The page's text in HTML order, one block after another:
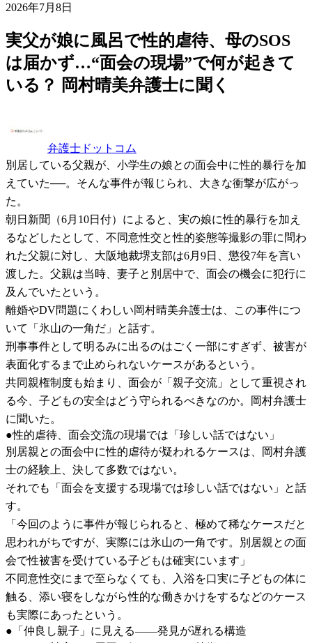
2026年7月8日
実父が娘に風呂で性的虐待、母のSOS
は届かず…“面会の現場”で何が起きて
いる？ 岡村晴美弁護士に聞く
弁護士ドットコム
別居している父親が、小学生の娘との面会中に性的暴行を加
えていた──。そんな事件が報じられ、大きな衝撃が広がっ
た。
朝日新聞（6月10日付）によると、実の娘に性的暴行を加え
るなどしたとして、不同意性交と性的姿態等撮影の罪に問わ
れた父親に対し、大阪地裁堺支部は6月9日、懲役7年を言い
渡した。父親は当時、妻子と別居中で、面会の機会に犯行に
及んでいたという。
離婚やDV問題にくわしい岡村晴美弁護士は、この事件につ
いて「氷山の一角だ」と話す。
刑事事件として明るみに出るのはごく一部にすぎず、被害が
表面化するまで止められないケースがあるという。
共同親権制度も始まり、面会が「親子交流」として重視され
る今、子どもの安全はどう守られるべきなのか。岡村弁護士
に聞いた。
●性的虐待、面会交流の現場では「珍しい話ではない」
別居親との面会中に性的虐待が疑われるケースは、岡村弁護
士の経験上、決して多数ではない。
それでも「面会を支援する現場では珍しい話ではない」と話
す。
「今回のように事件が報じられると、極めて稀なケースだと
思われがちですが、実際には氷山の一角です。別居親との面
会で性被害を受けている子どもは確実にいます」
不同意性交にまで至らなくても、入浴を口実に子どもの体に
触る、添い寝をしながら性的な働きかけをするなどのケース
も実際にあったという。
●「仲良し親子」に見える――発見が遅れる構造